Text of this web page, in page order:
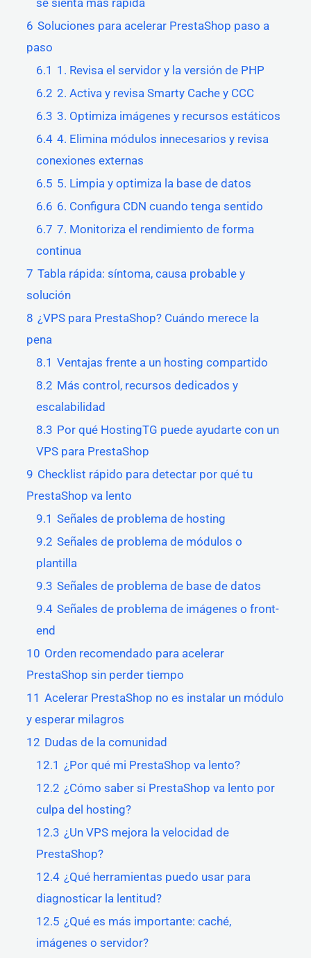
se sienta más rápida
6 Soluciones para acelerar PrestaShop paso a
paso
6.1 1. Revisa el servidor y la versión de PHP
6.2 2. Activa y revisa Smarty Cache y CCC
6.3 3. Optimiza imágenes y recursos estáticos
6.4 4. Elimina módulos innecesarios y revisa
conexiones externas
6.5 5. Limpia y optimiza la base de datos
6.6 6. Configura CDN cuando tenga sentido
6.7 7. Monitoriza el rendimiento de forma
continua
7 Tabla rápida: síntoma, causa probable y
solución
8 ¿VPS para PrestaShop? Cuándo merece la
pena
8.1 Ventajas frente a un hosting compartido
8.2 Más control, recursos dedicados y
escalabilidad
8.3 Por qué HostingTG puede ayudarte con un
VPS para PrestaShop
9 Checklist rápido para detectar por qué tu
PrestaShop va lento
9.1 Señales de problema de hosting
9.2 Señales de problema de módulos o
plantilla
9.3 Señales de problema de base de datos
9.4 Señales de problema de imágenes o front-
end
10 Orden recomendado para acelerar
PrestaShop sin perder tiempo
11 Acelerar PrestaShop no es instalar un módulo
y esperar milagros
12 Dudas de la comunidad
12.1 ¿Por qué mi PrestaShop va lento?
12.2 ¿Cómo saber si PrestaShop va lento por
culpa del hosting?
12.3 ¿Un VPS mejora la velocidad de
PrestaShop?
12.4 ¿Qué herramientas puedo usar para
diagnosticar la lentitud?
12.5 ¿Qué es más importante: caché,
imágenes o servidor?